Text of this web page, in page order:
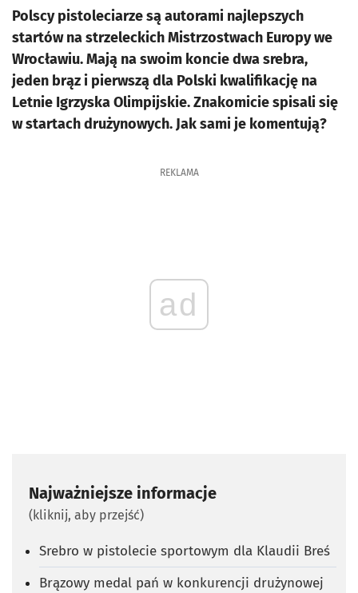
Polscy pistoleciarze są autorami najlepszych
startów na strzeleckich Mistrzostwach Europy we
Wrocławiu. Mają na swoim koncie dwa srebra,
jeden brąz i pierwszą dla Polski kwalifikację na
Letnie Igrzyska Olimpijskie. Znakomicie spisali się
w startach drużynowych. Jak sami je komentują?
REKLAMA
ad
Najważniejsze informacje
(kliknij, aby przejść)
Srebro w pistolecie sportowym dla Klaudii Breś
Brązowy medal pań w konkurencji drużynowej